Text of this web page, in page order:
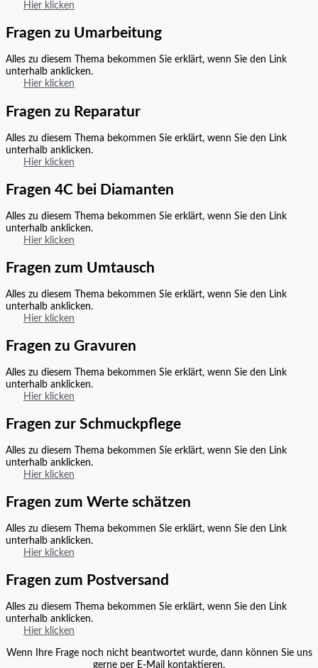
Hier klicken
Fragen zu Umarbeitung
Alles zu diesem Thema bekommen Sie erklärt, wenn Sie den Link
unterhalb anklicken.
Hier klicken
Fragen zu Reparatur
Alles zu diesem Thema bekommen Sie erklärt, wenn Sie den Link
unterhalb anklicken.
Hier klicken
Fragen 4C bei Diamanten
Alles zu diesem Thema bekommen Sie erklärt, wenn Sie den Link
unterhalb anklicken.
Hier klicken
Fragen zum Umtausch
Alles zu diesem Thema bekommen Sie erklärt, wenn Sie den Link
unterhalb anklicken.
Hier klicken
Fragen zu Gravuren
Alles zu diesem Thema bekommen Sie erklärt, wenn Sie den Link
unterhalb anklicken.
Hier klicken
Fragen zur Schmuckpflege
Alles zu diesem Thema bekommen Sie erklärt, wenn Sie den Link
unterhalb anklicken.
Hier klicken
Fragen zum Werte schätzen
Alles zu diesem Thema bekommen Sie erklärt, wenn Sie den Link
unterhalb anklicken.
Hier klicken
Fragen zum Postversand
Alles zu diesem Thema bekommen Sie erklärt, wenn Sie den Link
unterhalb anklicken.
Hier klicken
Wenn Ihre Frage noch nicht beantwortet wurde, dann können Sie uns
gerne per E-Mail kontaktieren.